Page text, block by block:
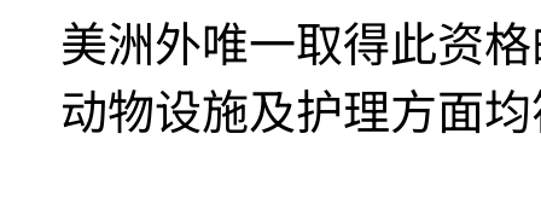
美洲外唯一取得此资
动物设施及护理方面